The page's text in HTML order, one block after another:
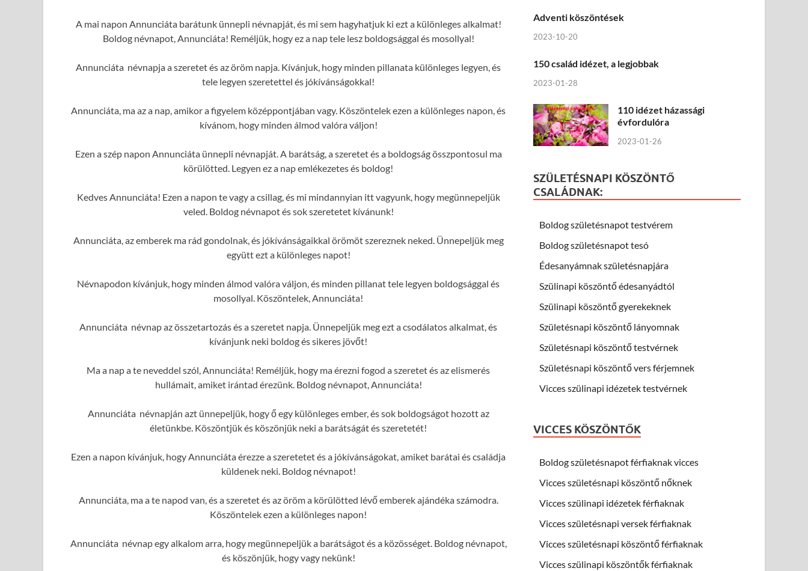
A mai napon Annunciáta barátunk ünnepli névnapját, és mi sem hagyhatjuk ki ezt a különleges alkalmat!
Boldog névnapot, Annunciáta! Reméljük, hogy ez a nap tele lesz boldogsággal és mosollyal!
Annunciáta névnapja a szeretet és az öröm napja. Kívánjuk, hogy minden pillanata különleges legyen, és
tele legyen szeretettel és jókívánságokkal!
Annunciáta, ma az a nap, amikor a figyelem középpontjában vagy. Köszöntelek ezen a különleges napon, és
kívánom, hogy minden álmod valóra váljon!
Ezen a szép napon Annunciáta ünnepli névnapját. A barátság, a szeretet és a boldogság összpontosul ma
körülötted. Legyen ez a nap emlékezetes és boldog!
Kedves Annunciáta! Ezen a napon te vagy a csillag, és mi mindannyian itt vagyunk, hogy megünnepeljük
veled. Boldog névnapot és sok szeretetet kívánunk!
Annunciáta, az emberek ma rád gondolnak, és jókívánságaikkal örömöt szereznek neked. Ünnepeljük meg
együtt ezt a különleges napot!
Névnapodon kívánjuk, hogy minden álmod valóra váljon, és minden pillanat tele legyen boldogsággal és
mosollyal. Köszöntelek, Annunciáta!
Annunciáta névnap az összetartozás és a szeretet napja. Ünnepeljük meg ezt a csodálatos alkalmat, és
kívánjunk neki boldog és sikeres jövőt!
Ma a nap a te neveddel szól, Annunciáta! Reméljük, hogy ma érezni fogod a szeretet és az elismerés
hullámait, amiket irántad érezünk. Boldog névnapot, Annunciáta!
Annunciáta névnapján azt ünnepeljük, hogy ő egy különleges ember, és sok boldogságot hozott az
életünkbe. Köszöntjük és köszönjük neki a barátságát és szeretetét!
Ezen a napon kívánjuk, hogy Annunciáta érezze a szeretetet és a jókívánságokat, amiket barátai és családja
küldenek neki. Boldog névnapot!
Annunciáta, ma a te napod van, és a szeretet és az öröm a körülötted lévő emberek ajándéka számodra.
Köszöntelek ezen a különleges napon!
Annunciáta névnap egy alkalom arra, hogy megünnepeljük a barátságot és a közösséget. Boldog névnapot,
és köszönjük, hogy vagy nekünk!
Adventi köszöntések
2023-10-20
150 család idézet, a legjobbak
2023-01-28
110 idézet házassági
évfordulóra
2023-01-26
SZÜLETÉSNAPI KÖSZÖNTŐ
CSALÁDNAK:
Boldog születésnapot testvérem
Boldog születésnapot tesó
Édesanyámnak születésnapjára
Szülinapi köszöntő édesanyádtól
Szülinapi köszöntő gyerekeknek
Születésnapi köszöntő lányomnak
Születésnapi köszöntő testvérnek
Születésnapi köszöntő vers férjemnek
Vicces szülinapi idézetek testvérnek
VICCES KÖSZÖNTŐK
Boldog születésnapot férfiaknak vicces
Vicces születésnapi köszöntő nőknek
Vicces szülinapi idézetek férfiaknak
Vicces születésnapi versek férfiaknak
Vicces születésnapi köszöntő férfiaknak
Vicces szülinapi köszöntők férfiaknak